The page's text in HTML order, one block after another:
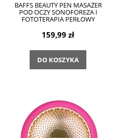
BAFFS BEAUTY PEN MASAŻER
POD OCZY SONOFOREZA I
FOTOTERAPIA PERŁOWY
159,99 zł
DO KOSZYKA